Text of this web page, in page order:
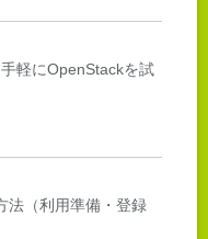
軽にOpenStackを試
法（利用準備・登録